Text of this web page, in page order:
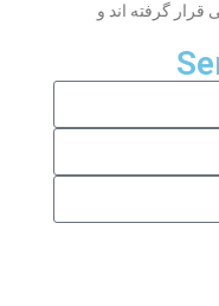
گرفته اند و